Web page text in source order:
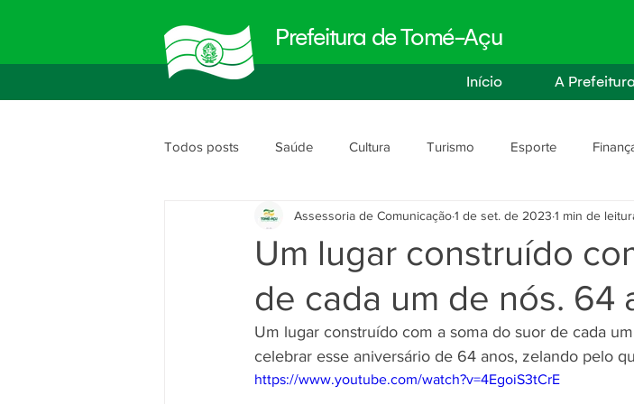
Prefeitura de Tomé-Açu
Início A Prefeitura
Todos posts Saúde Cultura Turismo Esporte
Meio Ambiente Obras e Urbanismo Assistência Social e
Planejamento e Gestão segurança Segurança Pública
Um lugar construído
de cada um de nós. 64
Assessoria de Comunicação1 de set. de 2023 1 min de
Um lugar construído com a soma do suor de cada
celebrar esse aniversário de 64 anos, zelando pelo
https://www.youtube.com/watch?v=4EgoiS3tCrE